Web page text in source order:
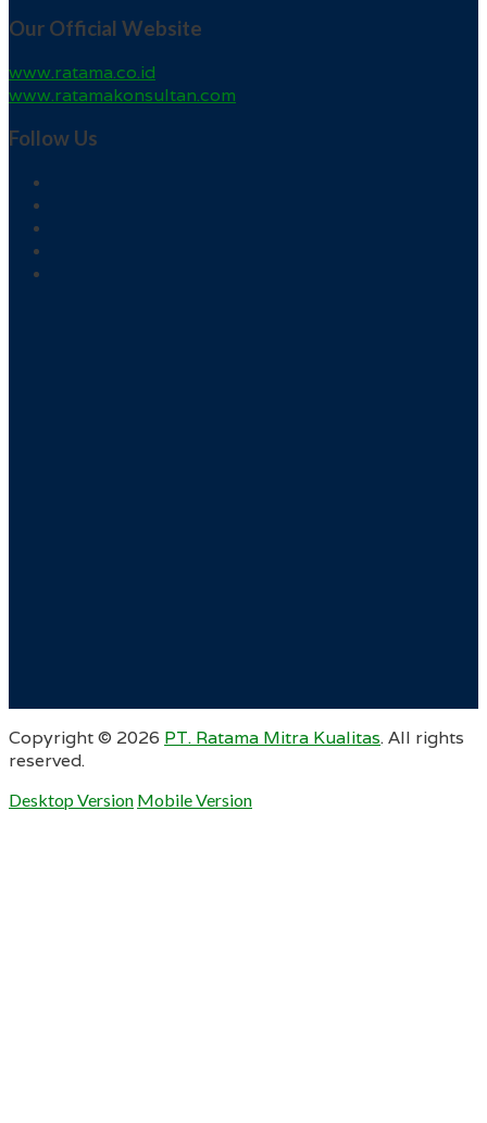
Our Official Website
www.ratama.co.id
www.ratamakonsultan.com
Follow Us
Copyright © 2026 PT. Ratama Mitra Kualitas. All rights
reserved.
Desktop Version Mobile Version